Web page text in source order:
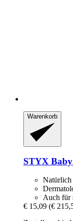
Warenkorb
STYX
Natürlich
Auch für
€ 15,09 (€